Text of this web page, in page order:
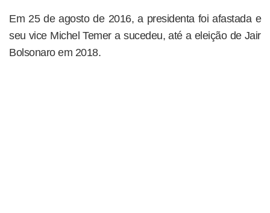
Em 25 de agosto de 2016, a presidenta foi afastada e
seu vice Michel Temer a sucedeu, até a eleição de Jair
Bolsonaro em 2018.